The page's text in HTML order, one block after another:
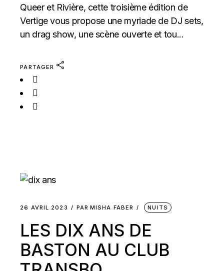
Queer et Rivière, cette troisième édition de
Vertige vous propose une myriade de DJ sets,
un drag show, une scène ouverte et tou...
PARTAGER
26 AVRIL 2023 PAR MISHA FABER NUITS
LES DIX ANS DE
BASTON AU CLUB